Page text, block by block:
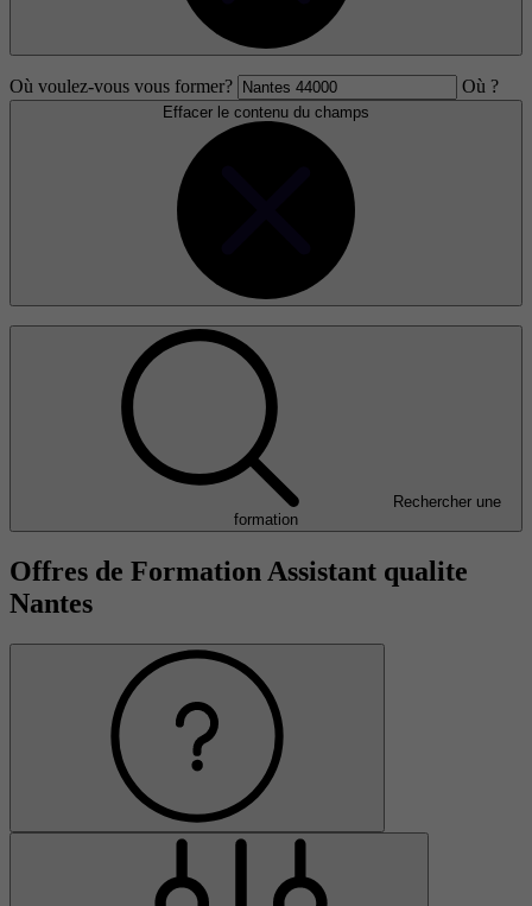
Où voulez-vous vous former? Où ?
Effacer le contenu du champs
Rechercher une
formation
Offres de Formation Assistant qualite
Nantes